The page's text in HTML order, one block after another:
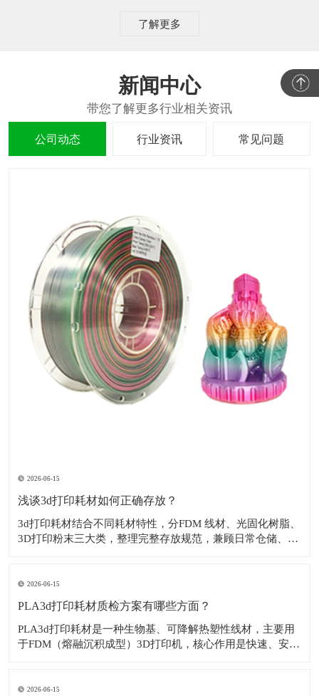
了解更多
新闻中心
公司动态 行业资讯 常见问题
2026-06-15
浅谈3d打印耗材如何正确存放？
3d打印耗材结合不同耗材特性，分FDM 线材、光固化树脂、
3D打印粉末三大类，整理完整存放规范，兼顾日常仓储、开
无直晒、远离热源 / 窗户。离地存放：货架 / 托盘垫高
2026-06-15
PLA3d打印耗材质检方案有哪些方面？
PLA3d打印耗材是一种生物基、可降解热塑性线材，主要用
于FDM（熔融沉积成型）3D打印机，核心作用是快速、安
1. 线径 & 椭圆度（核心来料检测）1.75mm 国标：优等 ±0
2026-06-15